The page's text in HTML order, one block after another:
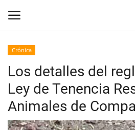
Inicio
Crónica
Policial
Crónica
Los detalles del
Ley de Tenencia
Animales de